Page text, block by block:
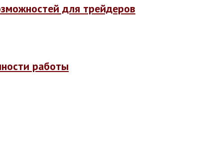
для трейдеров
работы